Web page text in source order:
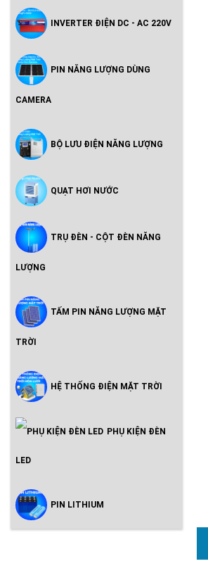
Vườn Cao Cấp Chính Hãng
INVERTER ĐIỆN DC - AC 220V
PIN NĂNG LƯỢNG DÙNG
CAMERA
BỘ LƯU ĐIỆN NĂNG LƯỢNG
QUẠT HƠI NƯỚC
TRỤ ĐÈN - CỘT ĐÈN NĂNG
LƯỢNG
TẤM PIN NĂNG LƯỢNG MẶT
TRỜI
HỆ THỐNG ĐIỆN MẶT TRỜI
Inveter Hòa Lưới Có Lưu Trữ -
PHỤ KIỆN ĐÈN
LED
PIN LITHIUM